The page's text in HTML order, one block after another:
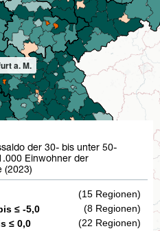
München ↓
a. M.
der 30- bis unter 50-
Einwohner der
(2023)
(15 Regionen)
≤ -5,0
(8 Regionen)
≤ 0,0
(22 Regionen)